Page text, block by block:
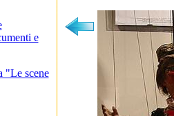
e
"Le scene